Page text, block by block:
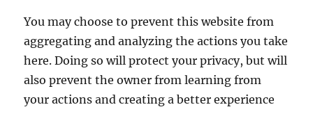
You may choose to prevent this website from
aggregating and analyzing the actions you take
here. Doing so will protect your privacy, but will
also prevent the owner from learning from
your actions and creating a better experience